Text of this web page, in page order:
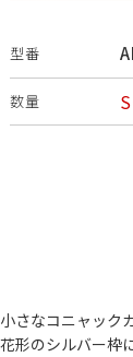
型番
数量
小さなコニャック
花形のシルバー枠